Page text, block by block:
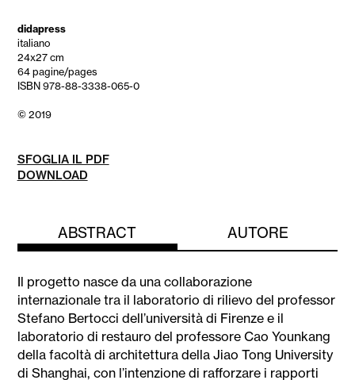
didapress
italiano
24x27 cm
64 pagine/pages
ISBN 978-88-3338-065-0
© 2019
SFOGLIA IL PDF
DOWNLOAD
ABSTRACT AUTORE
Il progetto nasce da una collaborazione
internazionale tra il laboratorio di rilievo del professor
Stefano Bertocci dell’università di Firenze e il
laboratorio di restauro del professore Cao Younkang
della facoltà di architettura della Jiao Tong University
di Shanghai, con l’intenzione di rafforzare i rapporti